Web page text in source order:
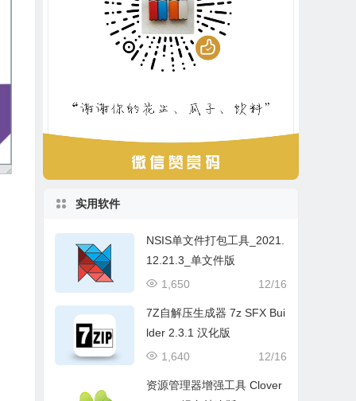
实用软件
NSIS单文件打包工具_2021.
12.21.3_单文件版
12/16
1,650
7Z自解压生成器 7z SFX Bui
lder 2.3.1 汉化版
12/16
1,640
资源管理器增强工具 Clover